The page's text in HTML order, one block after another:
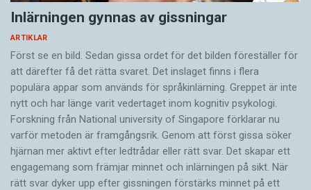
Inlärningen gynnas av gissningar
ARTIKLAR
Först se en bild. Sedan gissa ordet för det bilden föreställer för
att därefter få det rätta svaret. Det inslaget finns i flera
populära appar som används för språkinlärning. Greppet är inte
nytt och har länge varit vedertaget inom kognitiv psykologi.
Forskning från National university of Singa­pore förklarar nu
varför metoden är framgångsrik. Genom att först gissa ­söker
hjärnan mer aktivt ­efter ledtrådar eller rätt svar. Det skapar ett
engagemang som främjar minnet och inlärningen på sikt. När
rätt svar dyker upp efter gissningen förstärks minnet på ett